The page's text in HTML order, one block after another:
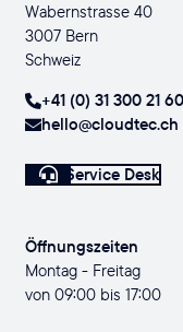
Wabernstrasse 40
3007 Bern
Schweiz
+41 (0) 31 300 21 60
hello@cloudtec.ch
Service Desk
Öffnungszeiten
Montag - Freitag
von 09:00 bis 17:00